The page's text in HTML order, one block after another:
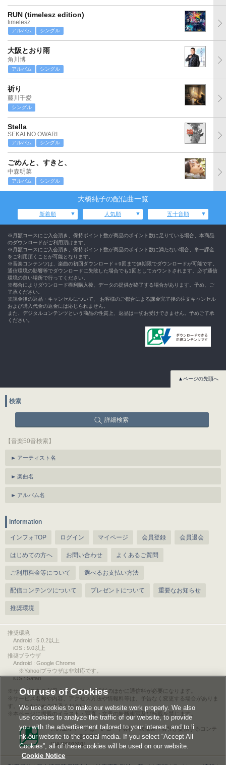
RUN (timelesz edition)
timelesz
アルバム シングル
大阪とおり雨
角川博
アルバム シングル
祈り
藤川千愛
シングル
Stella
SEKAI NO OWARI
アルバム シングル
ごめんと、すきと、
中森明菜
アルバム シングル
大橋純子の配信曲一覧
新着順 人気順 五十音順
※月額コースにご入会頂き、保持ポイント数が商品のポイント数に足りている場合、本商品
のダウンロードがご利用頂けます。
※月額コースにご入会頂き、保持ポイント数が商品のポイント数に満たない場合、単一課金
をご利用頂くことが可能となります。
※音楽コンテンツは、楽曲の初回ダウンロード＋9回まで無期限でダウンロードが可能です。
通信環境の影響等でダウンロードに失敗した場合でも1回としてカウントされます。必ず通信
環境の良い場所で行ってください。
※都合によりダウンロード権利購入後、データの提供が終了する場合があります。予め、ご
了承ください。
※課金後の返品・キャンセルについて、 お客様のご都合による課金完了後の注文キャンセル
および購入代金の返金には応じられません。
また、デジタルコンテンツという商品の性質上、返品は一切お受けできません。予めご了承
ください。
▲ページの先頭へ
検索
詳細検索
【音楽50音検索】
アーティスト名
楽曲名
アルバム名
information
インフォTOP ログイン マイページ 会員登録 会員退会
はじめての方へ お問い合わせ よくあるご質問
ご利用料金等について 選べるお支払い方法
配信コンテンツについて プレゼントについて 重要なお知らせ
推奨環境
推奨環境
Android : 5.0.2以上
iOS : 9.0以上
推奨ブラウザ
Android : Google Chrome
※Yahoo!ブラウザは非対応です。
iOS : Safari
サービスをご利用されるには、情報料のほかに通信料が必要になります。
サービス名称や内容、アクセス方法や情報料等は、予告なく変更する場合がありま
す。あらかじめご了承ください。
本ページに掲載のイラスト・写真・文章の無断複写及び転載を禁じます。
このエルマークは、レコード会社・映像製作会社が提供するコンテ
ンツを示す登録商標です。
RIAJ00013011
Our use of Cookies
We use cookies to make our website work properly. We also
use cookies to analyze the traffic of our website, to provide
you with the advertisement tailored to your interest, and to li
nk our website to the social media. If you select “Accept All
Cookies”, all of these cookies will be used on our website.
Cookie Notice